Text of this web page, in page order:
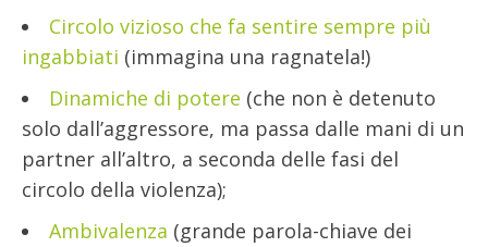
Circolo vizioso che fa sentire sempre più
ingabbiati (immagina una ragnatela!)
Dinamiche di potere (che non è detenuto
solo dall’aggressore, ma passa dalle mani di un
partner all’altro, a seconda delle fasi del
circolo della violenza);
Ambivalenza (grande parola-chiave dei